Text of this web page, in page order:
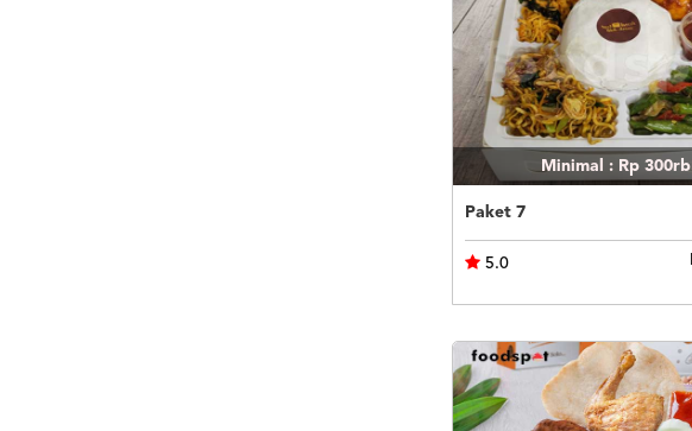
Minimal : Rp 300rb
Paket 7
5.0